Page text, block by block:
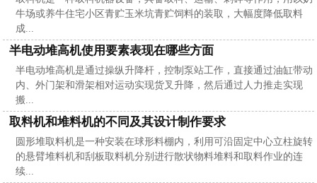
牛场或养牛住宅小区青贮玉米坑青贮饲料的装取，大幅度降低取料
成...
半电动堆高机使用要素表现在哪些方面
半电动堆高机是通过操纵升降杆，控制泵站工作，直接通过油缸带动
内、外门架和滑架相对运动实现货叉升降，然后通过人力推走实现
搬...
取料机和堆料机的不同及其设计制作要求
圆形堆取料机是一种安装在球形料棚内，利用可沿固定中心立柱旋转
的悬臂堆料机和刮板取料机分别进行散状物料堆料和取料作业的连
续...